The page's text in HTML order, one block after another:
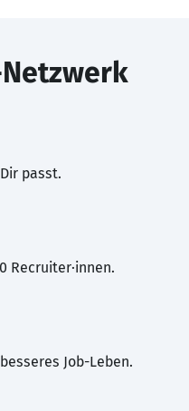
Netzwerk
passt.
Recruiter·innen.
Job-Leben.